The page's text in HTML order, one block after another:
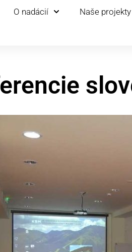
O nadácií Naše projekty